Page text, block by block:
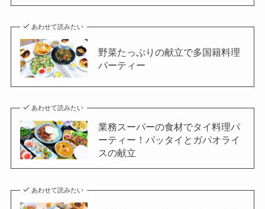
あわせて読みたい
野菜たっぷりの献立で多国籍料理
パーティー
あわせて読みたい
業務スーパーの食材でタイ料理パ
ーティー！パッタイとガパオライ
スの献立
あわせて読みたい